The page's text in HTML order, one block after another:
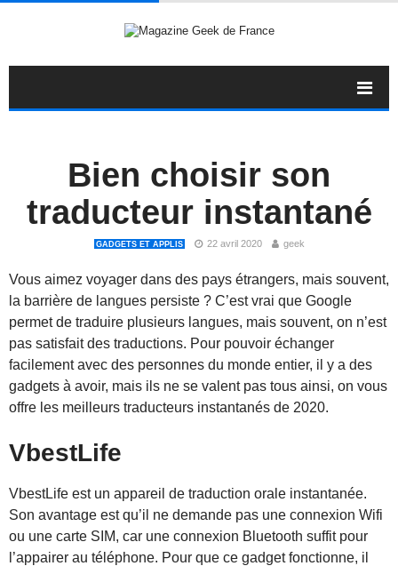
Bien choisir son
traducteur instantané
GADGETS ET APPLIS 22 avril 2020 geek
Vous aimez voyager dans des pays étrangers, mais souvent,
la barrière de langues persiste ? C’est vrai que Google
permet de traduire plusieurs langues, mais souvent, on n’est
pas satisfait des traductions. Pour pouvoir échanger
facilement avec des personnes du monde entier, il y a des
gadgets à avoir, mais ils ne se valent pas tous ainsi, on vous
offre les meilleurs traducteurs instantanés de 2020.
VbestLife
VbestLife est un appareil de traduction orale instantanée.
Son avantage est qu’il ne demande pas une connexion Wifi
ou une carte SIM, car une connexion Bluetooth suffit pour
l’appairer au téléphone. Pour que ce gadget fonctionne, il